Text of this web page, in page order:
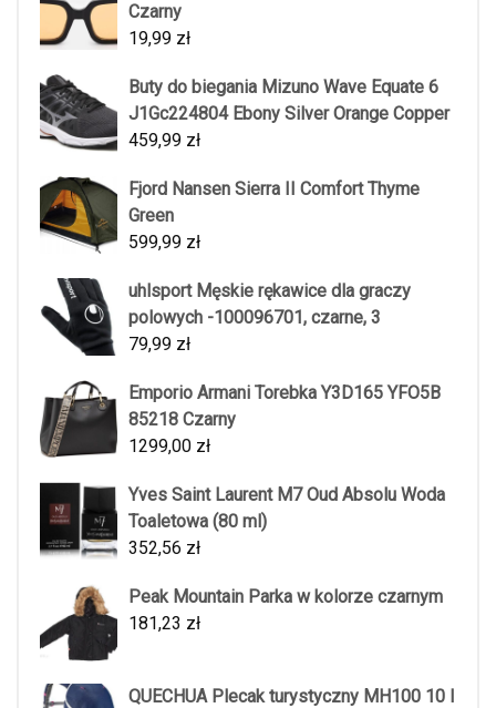
Czarny
19,99 zł
Buty do biegania Mizuno Wave Equate 6
J1Gc224804 Ebony Silver Orange Copper
459,99 zł
Fjord Nansen Sierra II Comfort Thyme
Green
599,99 zł
uhlsport Męskie rękawice dla graczy
polowych -100096701, czarne, 3
79,99 zł
Emporio Armani Torebka Y3D165 YFO5B
85218 Czarny
1299,00 zł
Yves Saint Laurent M7 Oud Absolu Woda
Toaletowa (80 ml)
352,56 zł
Peak Mountain Parka w kolorze czarnym
181,23 zł
QUECHUA Plecak turystyczny MH100 10 l